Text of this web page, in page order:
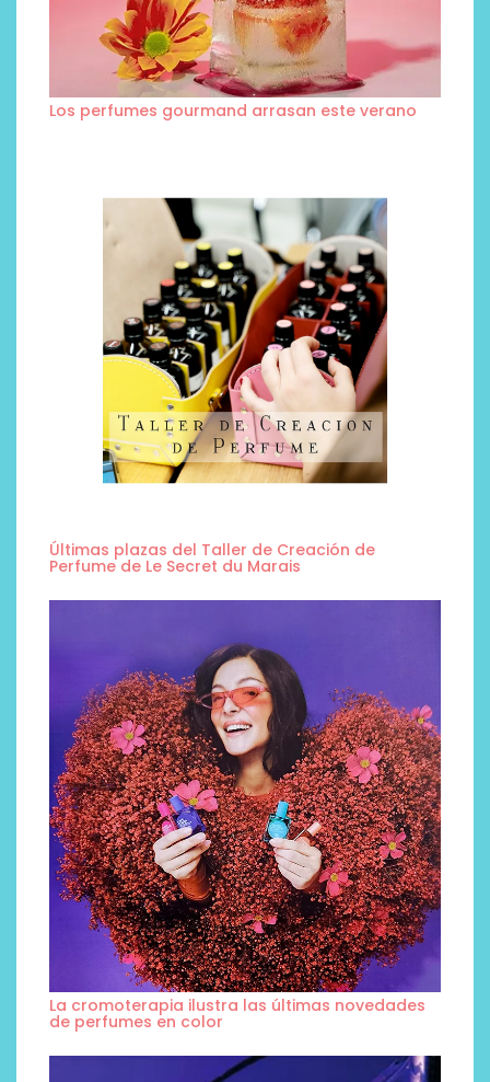
Los perfumes gourmand arrasan este verano
Últimas plazas del Taller de Creación de
Perfume de Le Secret du Marais
La cromoterapia ilustra las últimas novedades
de perfumes en color